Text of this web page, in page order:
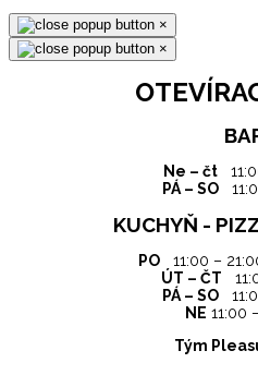
×
×
Ne – čt
PÁ – SO
KUCHYŇ -
PO11:00 –
ÚT – ČT
PÁ – SO
NE 11:00
Tým